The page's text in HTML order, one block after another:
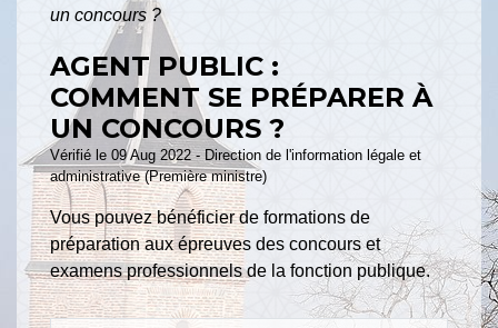
un concours ?
AGENT PUBLIC :
COMMENT SE PRÉPARER À
UN CONCOURS ?
Vérifié le 09 Aug 2022 - Direction de l'information légale et
administrative (Première ministre)
Vous pouvez bénéficier de formations de
préparation aux épreuves des concours et
examens professionnels de la fonction publique.